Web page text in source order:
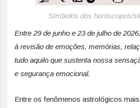
Símbolos dos horóscopos/
Entre 29 de junho e 23 de julho de
à revisão de emoções, memórias,
tudo aquilo que sustenta nossa
e segurança emocional.
Entre os fenômenos astrológicos